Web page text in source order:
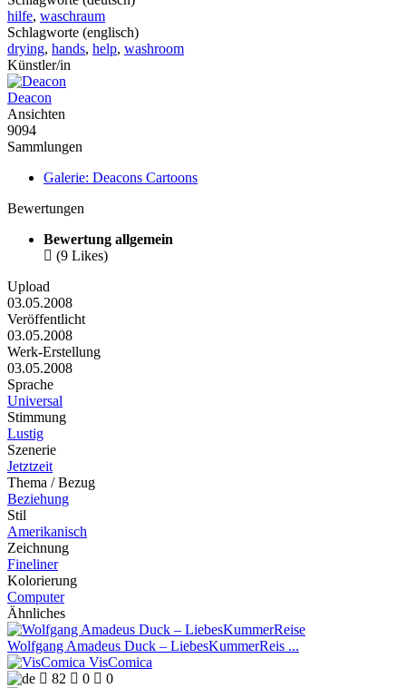
hilfe, waschraum
Schlagworte (englisch)
drying, hands, help, washroom
Künstler/in
Deacon
Ansichten
9094
Sammlungen
Galerie: Deacons Cartoons
Bewertungen
Bewertung allgemein
 (9 Likes)
Upload
03.05.2008
Veröffentlicht
03.05.2008
Werk-Erstellung
03.05.2008
Sprache
Universal
Stimmung
Lustig
Szenerie
Jetztzeit
Thema / Bezug
Beziehung
Stil
Amerikanisch
Zeichnung
Fineliner
Kolorierung
Computer
Ähnliches
Wolfgang Amadeus Duck – LiebesKummerReis ...
VisComica
 82  0  0